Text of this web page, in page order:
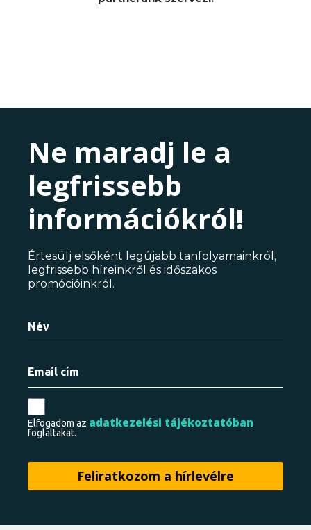
Ne maradj le a
legfrissebb
információkról!
Értesülj elsőként legújabb tanfolyamainkról,
legfrissebb híreinkről és időszakos
promócióinkról.
Elfogadom az adatkezelési tájékoztatóban
foglaltakat.